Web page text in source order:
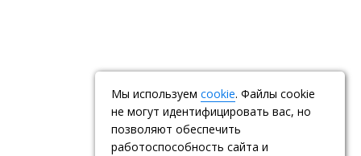
Мы используем cookie. Файлы cookie
не могут идентифицировать вас, но
позволяют обеспечить
работоспособность сайта и